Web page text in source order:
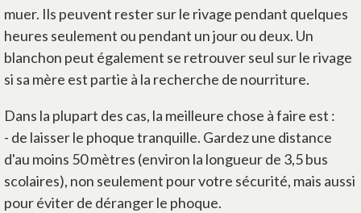
muer. Ils peuvent rester sur le rivage pendant quelques
heures seulement ou pendant un jour ou deux. Un
blanchon peut également se retrouver seul sur le rivage
si sa mère est partie à la recherche de nourriture.
Dans la plupart des cas, la meilleure chose à faire est :
- de laisser le phoque tranquille. Gardez une distance
d'au moins 50 mètres (environ la longueur de 3,5 bus
scolaires), non seulement pour votre sécurité, mais aussi
pour éviter de déranger le phoque.